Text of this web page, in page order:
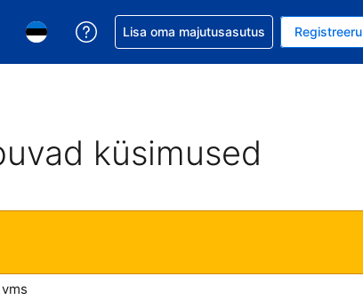
valuuta. Praegune valitud valuuta on USA dollar
Vali keel. Praegune valitud keel on Eesti keeles
Saa broneeringuga abi
Lisa oma majutusasutus Registreeru
küsimused